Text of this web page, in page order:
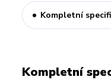
Kompletní
Kompletní